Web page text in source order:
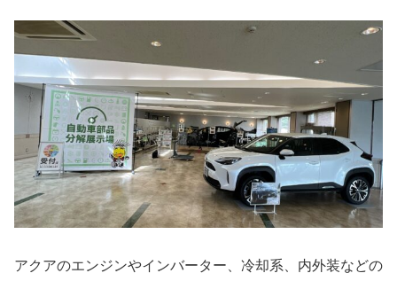
アクアのエンジンやインバーター、冷却系、内外装などの